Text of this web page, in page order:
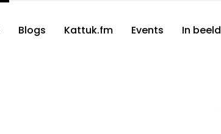
Blogs Kattuk.fm Events In beeld